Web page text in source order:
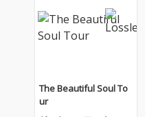
The Beautiful Soul To
ur